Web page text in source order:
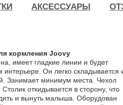
АКСЕССУАРЫ
кормления Joovy
имеет гладкие линии и будет
интерьере. Он легко складывается
Занимает минимум места. Чехол
откидывается в сторону, что
и вынуть малыша. Оборудован